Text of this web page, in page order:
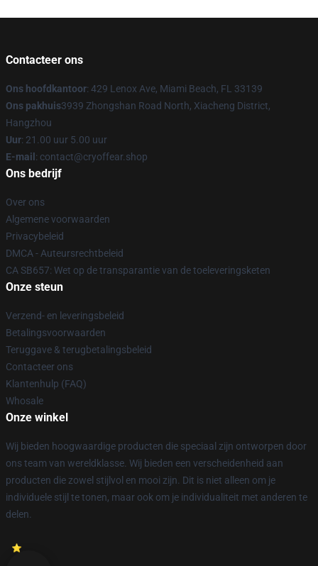
Contacteer ons
Ons hoofdkantoor: 429 Lenox Ave, Miami Beach, FL 33139
Ons pakhuis3939 Zhongshan Road North, Xiacheng District,
Hangzhou
Uur: 21.00 uur 5.00 uur
E-mail : contact@cryoffear.shop
Ons bedrijf
Over ons
Algemene voorwaarden
Privacybeleid
DMCA - Auteursrechtbeleid
CA SB657: Wet op de transparantie van de toeleveringsketen
Onze steun
Verzend- en leveringsbeleid
Betalingsvoorwaarden
Teruggave & terugbetalingsbeleid
Contacteer ons
Klantenhulp (FAQ)
Whosale
Onze winkel
Wij bieden hoogwaardige producten die speciaal zijn ontworpen door
ons team van wereldklasse. Wij bieden een verscheidenheid aan
producten die zowel stijlvol en mooi zijn. Dit is niet alleen om je
individuele stijl te tonen, maar ook om je individualiteit met anderen te
delen.